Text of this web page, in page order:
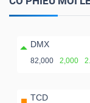
DMX
82,000 2,000
TCD